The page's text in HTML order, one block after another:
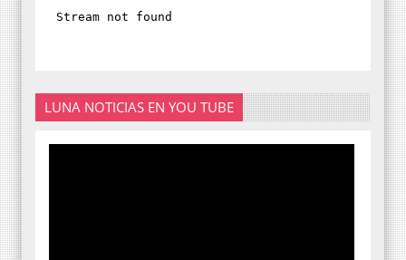
LUNA NOTICIAS EN YOU TUBE